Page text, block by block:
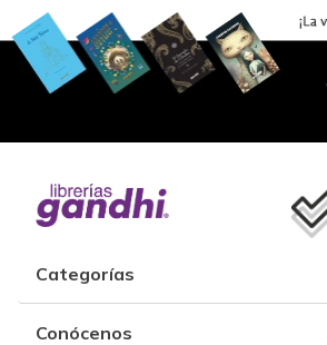
Categorías
Conócenos